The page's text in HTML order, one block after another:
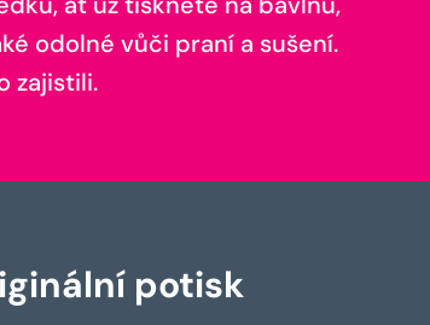
odolné vůči praní a sušení.
zajistili.
potisk